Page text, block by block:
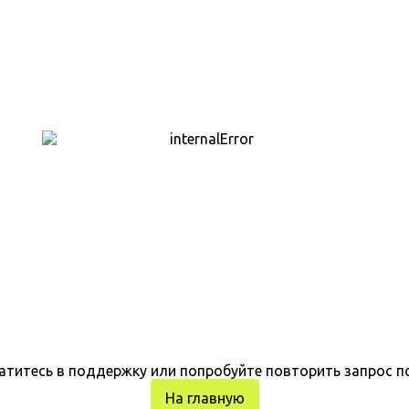
в поддержку или попробуйте повторить запрос
На главную